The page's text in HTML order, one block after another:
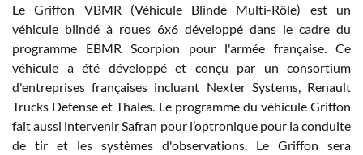
Le Griffon VBMR (Véhicule Blindé Multi-Rôle) est un
véhicule blindé à roues 6x6 développé dans le cadre du
programme EBMR Scorpion pour l'armée française. Ce
véhicule a été développé et conçu par un consortium
d'entreprises françaises incluant Nexter Systems, Renault
Trucks Defense et Thales. Le programme du véhicule Griffon
fait aussi intervenir Safran pour l’optronique pour la conduite
de tir et les systèmes d'observations. Le Griffon sera